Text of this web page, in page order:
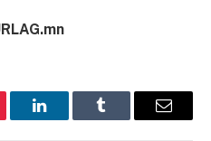
LinkedInTumblr Имэйл